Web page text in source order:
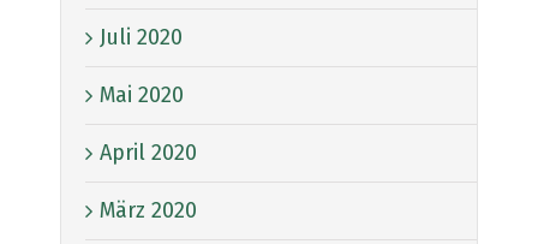
Juli 2020
Mai 2020
April 2020
März 2020